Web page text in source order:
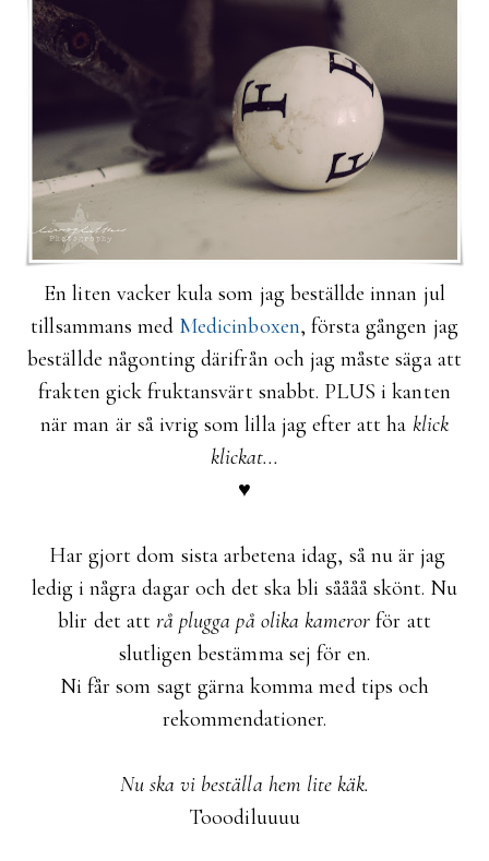
En liten vacker kula som jag beställde innan jul
tillsammans med Medicinboxen, första gången jag
beställde någonting därifrån och jag måste säga att
frakten gick fruktansvärt snabbt. PLUS i kanten
när man är så ivrig som lilla jag efter att ha klick
klickat...
♥
Har gjort dom sista arbetena idag, så nu är jag
ledig i några dagar och det ska bli såååå skönt. Nu
blir det att rå plugga på olika kameror för att
slutligen bestämma sej för en.
Ni får som sagt gärna komma med tips och
rekommendationer.
Nu ska vi beställa hem lite käk.
Tooodiluuuu